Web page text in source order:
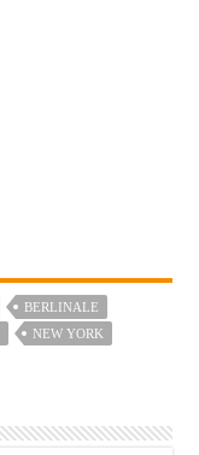
BERLINALE
NEW YORK